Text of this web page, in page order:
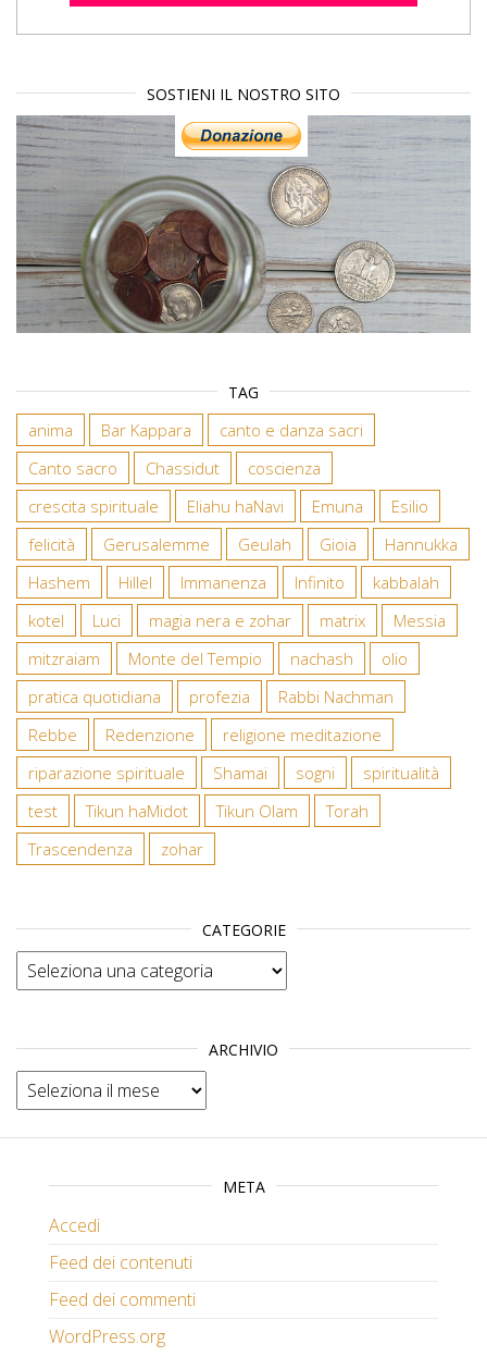
SOSTIENI IL NOSTRO SITO
TAG
anima Bar Kappara
canto e danza sacri
Canto sacro
Chassidut
coscienza
crescita spirituale
Eliahu haNavi Emuna
Esilio
felicità
Gerusalemme Geulah Gioia
Hannukka
Hashem
Hillel Immanenza Infinito
kabbalah
kotel
Luci magia nera e zohar matrix
Messia
mitzraiam
Monte del Tempio nachash
olio
pratica quotidiana
profezia
Rabbi Nachman
Rebbe
Redenzione
religione meditazione
riparazione spirituale
Shamai sogni
spiritualità
test
Tikun haMidot Tikun Olam
Torah
Trascendenza
zohar
CATEGORIE
Categorie
ARCHIVIO
Archivio
META
Accedi
Feed dei contenuti
Feed dei commenti
WordPress.org